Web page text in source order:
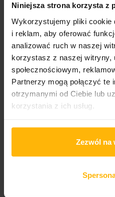
Niniejsza strona korzysta z
Wykorzystujemy pliki cookie
i reklam, aby oferować
analizować ruch w naszej
korzystasz z naszej witryny,
społecznościowym,
Partnerzy mogą połączyć te
otrzymanymi od Ciebie lub
korzystania z ich usług.
Zezwól na
$35.92
QUANTITY:
ADD TO CART
PRODUCT DETAILS